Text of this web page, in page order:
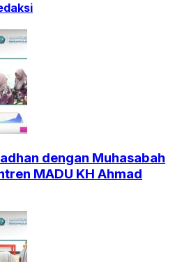
dengan Muhasabah
MADU KH Ahmad